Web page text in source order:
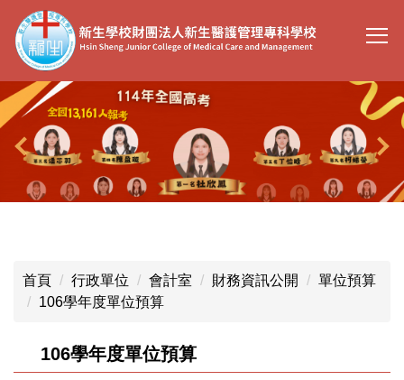
到
主
要
內
容
區
首頁 行政單位 會計室 財務資訊公開
單位預算
106學年度單位預算
106學年度單位預算